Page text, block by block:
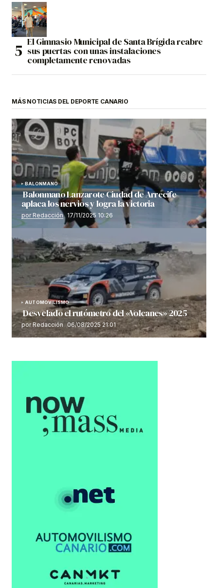
El Gimnasio Municipal de Santa Brígida reabre
sus puertas con unas instalaciones
completamente renovadas
MÁS NOTICIAS DEL DEPORTE CANARIO
BALONMANO
Balonmano Lanzarote Ciudad de Arrecife
aplaca los nervios y logra la victoria
por Redacción 17/11/2025 10:26
AUTOMOVILISMO
Desvelado el rutómetro del «Volcanes» 2025
por Redacción 06/08/2025 21:01